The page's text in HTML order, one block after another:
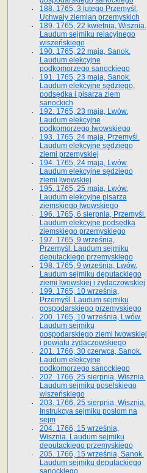
188. 1765, 3 lutego Przemyśl.
Uchwały ziemian przemyskich
189. 1765, 22 kwietnia, Wisznia.
Laudum sejmiku relacyjnego
wiszeńskiego
190. 1765, 22 maja, Sanok.
Laudum elekcyjne
podkomorzego sanockiego
191. 1765, 23 maja, Sanok.
Laudum elekcyjne sędziego,
podsędka i pisarza ziem
sanockich
192. 1765, 23 maja, Lwów.
Laudum elekcyjne
podkomorzego lwowskiego
193. 1765, 24 maja, Przemyśl.
Laudum elekcyjne sędziego
ziemi przemyskiej
194. 1765, 24 maja, Lwów.
Laudum elekcyjne sędziego
ziemi lwowskiej
195. 1765, 25 maja, Lwów.
Laudum elekcyjne pisarza
ziemskiego lwowskiego
196. 1765, 6 sierpnia, Przemyśl.
Laudum elekcyjne podsędka
ziemskiego przemyskiego
197. 1765, 9 września,
Przemyśl. Laudum sejmiku
deputackiego przemyskiego
198. 1765, 9 września, Lwów.
Laudum sejmiku deputackiego
ziemi lwowskiej i żydaczowskiej
199. 1765, 10 września,
Przemyśl. Laudum sejmiku
gospodarskiego przemyskiego
200. 1765, 10 września, Lwów.
Laudum sejmiku
gospodarskiego ziemi lwowskiej
i powiatu żydaczowskiego
201. 1766, 30 czerwca, Sanok.
Laudum elekcyjne
podkomorzego sanockiego
202. 1766, 25 sierpnia, Wisznia.
Laudum sejmiku poselskiego
wiszeńskiego
203. 1766, 25 sierpnia, Wisznia.
Instrukcya sejmiku posłom na
sejm
204. 1766, 15 września,
Wisznia. Laudum sejmiku
deputackiego przemyskiego
205. 1766, 15 września, Sanok.
Laudum sejmiku deputackiego
sanockiego